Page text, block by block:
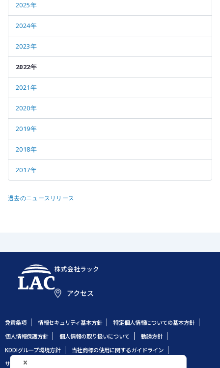
2025年
2024年
2023年
2022年
2021年
2020年
2019年
2018年
2017年
過去のニュースリリース
株式会社ラック
アクセス
免責条項 情報セキュリティ基本方針
特定個人情報についての基本方針
個人情報保護方針
個人情報の取り扱いについて
勧誘方針
KDDIグループ環境方針
当社商標の使用に関するガイドライン
サイトのご利用条件